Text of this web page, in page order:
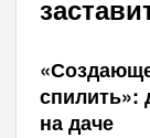
спилить»:
на даче